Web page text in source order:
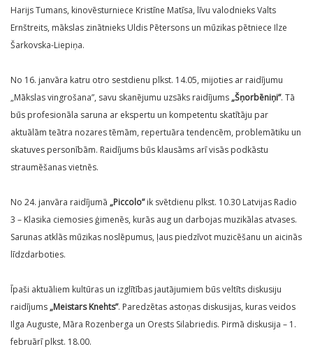
Harijs Tumans, kinovēsturniece Kristīne Matīsa, līvu valodnieks Valts
Ernštreits, mākslas zinātnieks Uldis Pētersons un mūzikas pētniece Ilze
Šarkovska-Liepiņa.
No 16. janvāra katru otro sestdienu plkst. 14.05, mijoties ar raidījumu
„Mākslas vingrošana”, savu skanējumu uzsāks raidījums„Šņorbēniņi”. Tā
būs profesionāla saruna ar ekspertu un kompetentu skatītāju par
aktuālām teātra nozares tēmām, repertuāra tendencēm, problemātiku un
skatuves personībām. Raidījums būs klausāms arī visās podkāstu
straumēšanas vietnēs.
No 24. janvāra raidījumā „Piccolo”ik svētdienu plkst. 10.30 Latvijas Radio
3 – Klasika ciemosies ģimenēs, kurās aug un darbojas muzikālas atvases.
Sarunas atklās mūzikas noslēpumus, ļaus piedzīvot muzicēšanu un aicinās
līdzdarboties.
Īpaši aktuāliem kultūras un izglītības jautājumiem būs veltīts diskusiju
raidījums„Meistars Knehts”. Paredzētas astoņas diskusijas, kuras veidos
Ilga Auguste, Māra Rozenberga un Orests Silabriedis. Pirmā diskusija – 1.
februārī plkst. 18.00.